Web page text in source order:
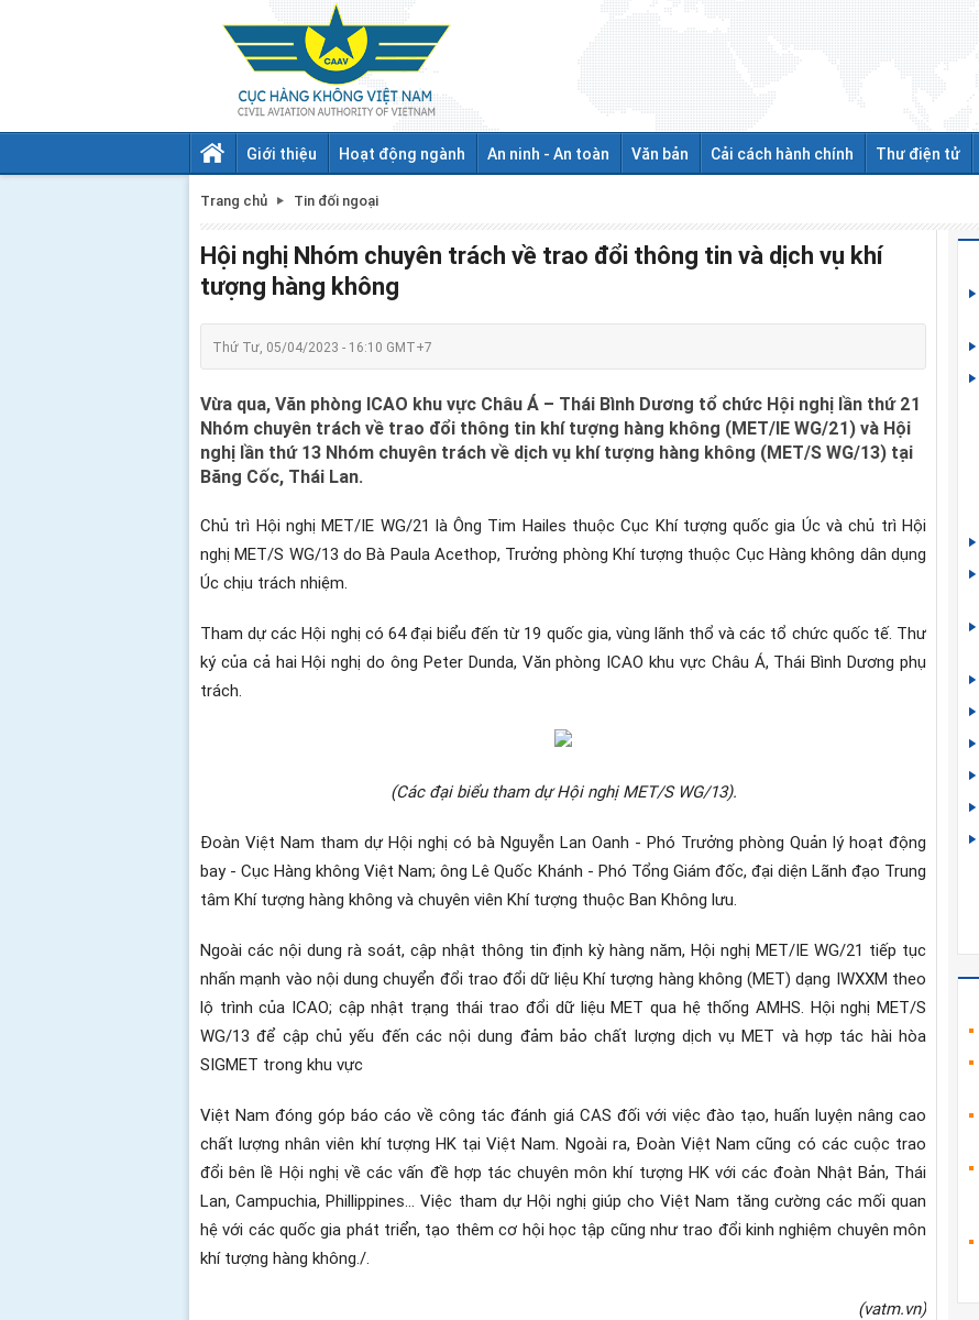
Giới thiệu Hoạt động ngành An ninh - An toàn Văn bản Cải cách hành chính Thư điện tử
Trang chủ Tin đối ngoại
Hội nghị Nhóm chuyên trách về trao đổi thông tin và dịch vụ khí
tượng hàng không
Thứ Tư, 05/04/2023 - 16:10 GMT+7
Vừa qua, Văn phòng ICAO khu vực Châu Á – Thái Bình Dương tổ chức Hội nghị lần thứ 21
Nhóm chuyên trách về trao đổi thông tin khí tượng hàng không (MET/IE WG/21) và Hội
nghị lần thứ 13 Nhóm chuyên trách về dịch vụ khí tượng hàng không (MET/S WG/13) tại
Băng Cốc, Thái Lan.
Chủ trì Hội nghị MET/IE WG/21 là Ông Tim Hailes thuộc Cục Khí tượng quốc gia Úc và chủ trì Hội
nghị MET/S WG/13 do Bà Paula Acethop, Trưởng phòng Khí tượng thuộc Cục Hàng không dân dụng
Úc chịu trách nhiệm.
Tham dự các Hội nghị có 64 đại biểu đến từ 19 quốc gia, vùng lãnh thổ và các tổ chức quốc tế. Thư
ký của cả hai Hội nghị do ông Peter Dunda, Văn phòng ICAO khu vực Châu Á, Thái Bình Dương phụ
trách.
(Các đại biểu tham dự Hội nghị MET/S WG/13).
Đoàn Việt Nam tham dự Hội nghị có bà Nguyễn Lan Oanh - Phó Trưởng phòng Quản lý hoạt động
bay - Cục Hàng không Việt Nam; ông Lê Quốc Khánh - Phó Tổng Giám đốc, đại diện Lãnh đạo Trung
tâm Khí tượng hàng không và chuyên viên Khí tượng thuộc Ban Không lưu.
Ngoài các nội dung rà soát, cập nhật thông tin định kỳ hàng năm, Hội nghị MET/IE WG/21 tiếp tục
nhấn mạnh vào nội dung chuyển đổi trao đổi dữ liệu Khí tượng hàng không (MET) dạng IWXXM theo
lộ trình của ICAO; cập nhật trạng thái trao đổi dữ liệu MET qua hệ thống AMHS. Hội nghị MET/S
WG/13 để cập chủ yếu đến các nội dung đảm bảo chất lượng dịch vụ MET và hợp tác hài hòa
SIGMET trong khu vực
Việt Nam đóng góp báo cáo về công tác đánh giá CAS đối với việc đào tạo, huấn luyện nâng cao
chất lượng nhân viên khí tượng HK tại Việt Nam. Ngoài ra, Đoàn Việt Nam cũng có các cuộc trao
đổi bên lề Hội nghị về các vấn đề hợp tác chuyên môn khí tượng HK với các đoàn Nhật Bản, Thái
Lan, Campuchia, Phillippines… Việc tham dự Hội nghị giúp cho Việt Nam tăng cường các mối quan
hệ với các quốc gia phát triển, tạo thêm cơ hội học tập cũng như trao đổi kinh nghiệm chuyên môn
khí tượng hàng không./.
(vatm.vn)